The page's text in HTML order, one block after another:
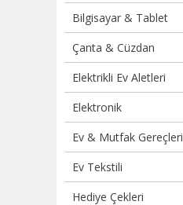
Bilgisayar & Tablet
Çanta & Cüzdan
Elektrikli Ev Aletleri
Elektronik
Ev & Mutfak Gereçleri
Ev Tekstili
Hediye Çekleri